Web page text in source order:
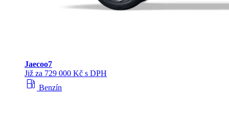
Jaecoo7
Již za 729 000 Kč s DPH
local_gas_station Benzín